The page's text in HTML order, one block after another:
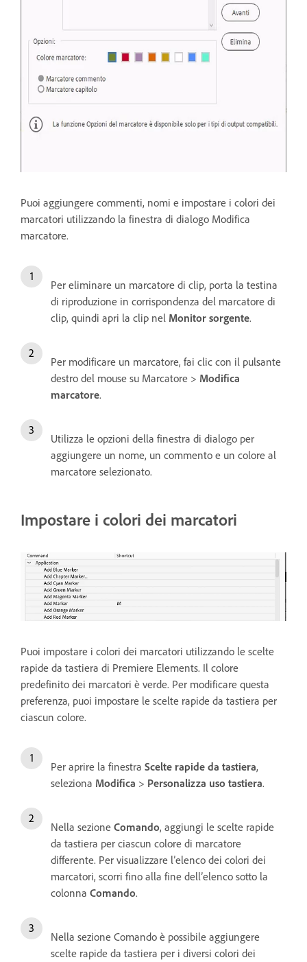
Puoi aggiungere commenti, nomi e impostare i colori dei
marcatori utilizzando la finestra di dialogo Modifica
marcatore.
Per eliminare un marcatore di clip, porta la testina
di riproduzione in corrispondenza del marcatore di
clip, quindi apri la clip nel Monitor sorgente.
Per modificare un marcatore, fai clic con il pulsante
destro del mouse su Marcatore > Modifica
marcatore.
Utilizza le opzioni della finestra di dialogo per
aggiungere un nome, un commento e un colore al
marcatore selezionato.
Impostare i colori dei marcatori
Puoi impostare i colori dei marcatori utilizzando le scelte
rapide da tastiera di Premiere Elements. Il colore
predefinito dei marcatori è verde. Per modificare questa
preferenza, puoi impostare le scelte rapide da tastiera per
ciascun colore.
Per aprire la finestra Scelte rapide da tastiera,
seleziona Modifica > Personalizza uso tastiera.
Nella sezione Comando, aggiungi le scelte rapide
da tastiera per ciascun colore di marcatore
differente. Per visualizzare l’elenco dei colori dei
marcatori, scorri fino alla fine dell’elenco sotto la
colonna Comando.
Nella sezione Comando è possibile aggiungere
scelte rapide da tastiera per i diversi colori dei